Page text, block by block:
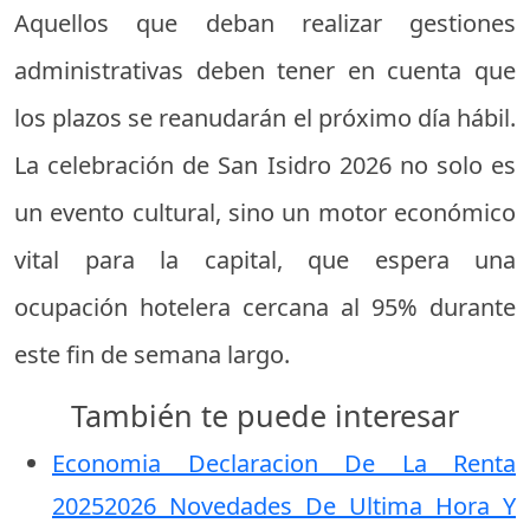
Aquellos que deban realizar gestiones
administrativas deben tener en cuenta que
los plazos se reanudarán el próximo día hábil.
La celebración de San Isidro 2026 no solo es
un evento cultural, sino un motor económico
vital para la capital, que espera una
ocupación hotelera cercana al 95% durante
este fin de semana largo.
También te puede interesar
Economia Declaracion De La Renta
20252026 Novedades De Ultima Hora Y